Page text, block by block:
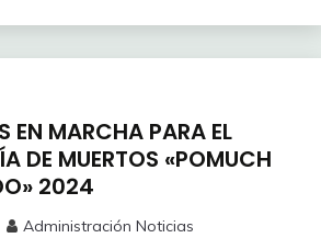
EN MARCHA PARA EL
DE MUERTOS «POMUCH
2024
Administración Noticias